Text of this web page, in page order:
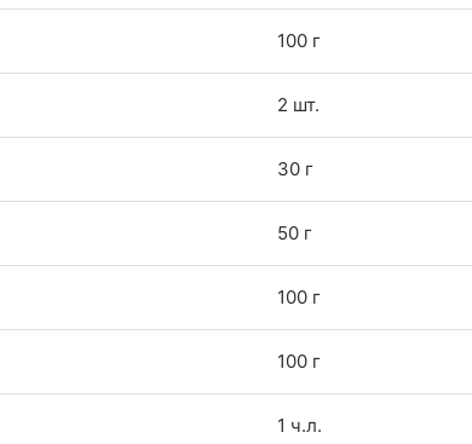
100 г
2 шт.
30 г
50 г
100 г
100 г
1 ч.л.